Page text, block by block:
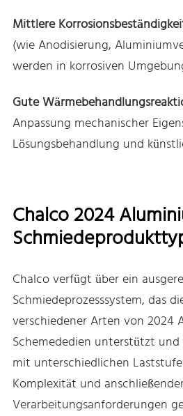
Mittlere
(wie Anodisierung,
werden in korrosiven
Gute
Anpassung mechanischer
Lösungsbehandlung und
Chalco 2024
Chalco verfügt über ein
Schmiedeprozesssystem, das
verschiedener Arten von 2024
Schemededien unterstützt
mit unterschiedlichen
Komplexität und
Verarbeitungsanforderungen